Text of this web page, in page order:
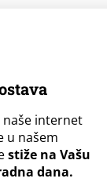
naše internet
u našem
stiže na Vašu
dana.